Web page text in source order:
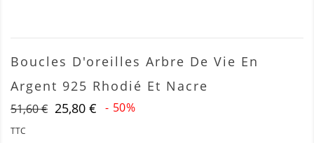
Boucles D'oreilles Arbre De Vie En
Argent 925 Rhodié Et Nacre
25,80 € - 50%
51,60 €
TTC